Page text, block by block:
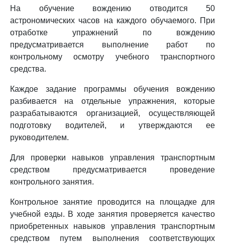
На обучение вождению отводится 50
астрономических часов на каждого обучаемого. При
отработке упражнений по вождению
предусматривается выполнение работ по
контрольному осмотру учебного транспортного
средства.
Каждое задание программы обучения вождению
разбивается на отдельные упражнения, которые
разрабатываются организацией, осуществляющей
подготовку водителей, и утверждаются ее
руководителем.
Для проверки навыков управления транспортным
средством предусматривается проведение
контрольного занятия.
Контрольное занятие проводится на площадке для
учебной езды. В ходе занятия проверяется качество
приобретенных навыков управления транспортным
средством путем выполнения соответствующих